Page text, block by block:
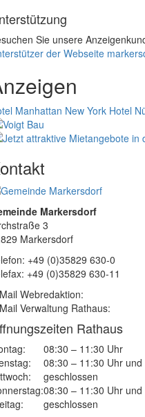
Sie unsere
der Webseite
Manhattan New York Hotel
Markersdorf
3
Markersdorf
+49 (0)35829 630-0
+49 (0)35829 630-11
Webredaktion:
Verwaltung Rathaus:
Rathaus
08:30 – 11:30 Uhr
08:30 – 11:30 Uhr
geschlossen
08:30 – 11:30 Uhr
geschlossen